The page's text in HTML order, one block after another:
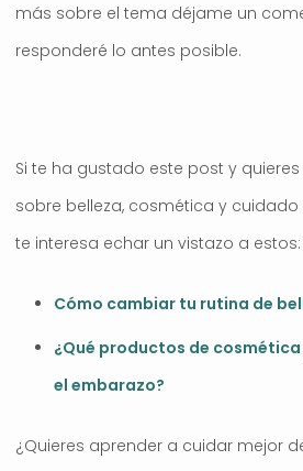
más sobre el tema déjame un
responderé lo antes posible.
Si te ha gustado este post y
sobre belleza, cosmética y
te interesa echar un vistazo a estos:
Cómo cambiar tu rutina de
¿Qué productos de
el embarazo?
¿Quieres aprender a cuidar mejor